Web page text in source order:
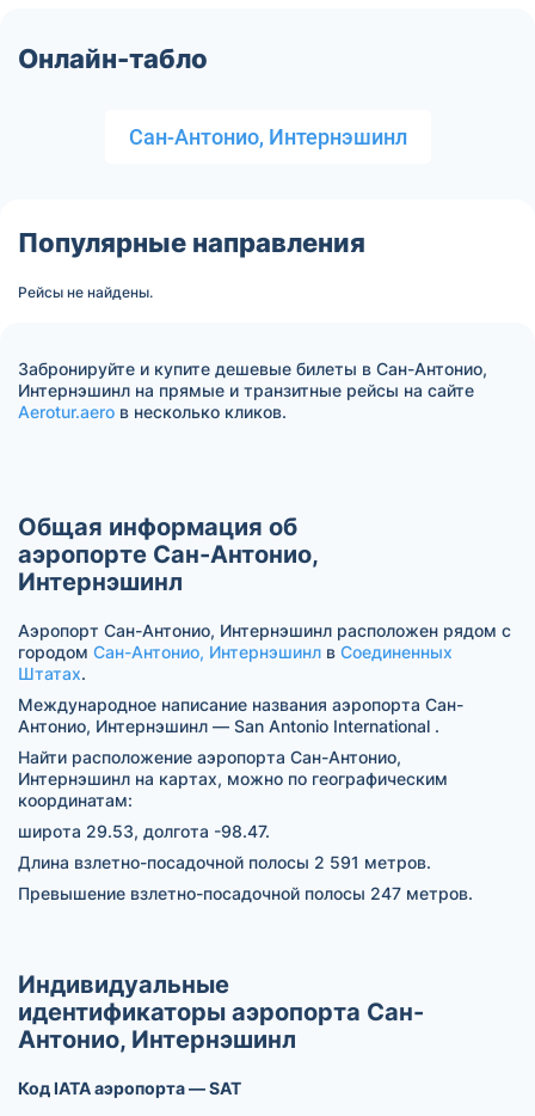
Онлайн-табло
Сан-Антонио, Интернэшинл
Популярные направления
Рейсы не найдены.
Забронируйте и купите дешевые билеты в Сан-Антонио,
Интернэшинл на прямые и транзитные рейсы на сайте
Aerotur.aero в несколько кликов.
Общая информация об
аэропорте Сан-Антонио,
Интернэшинл
Аэропорт Сан-Антонио, Интернэшинл расположен рядом с
городом Сан-Антонио, Интернэшинл в Соединенных
Штатах.
Международное написание названия аэропорта Сан-
Антонио, Интернэшинл — San Antonio International .
Найти расположение аэропорта Сан-Антонио,
Интернэшинл на картах, можно по географическим
координатам:
широта 29.53, долгота -98.47.
Длина взлетно-посадочной полосы 2 591 метров.
Превышение взлетно-посадочной полосы 247 метров.
Индивидуальные
идентификаторы аэропорта Сан-
Антонио, Интернэшинл
Код IATA аэропорта — SAT